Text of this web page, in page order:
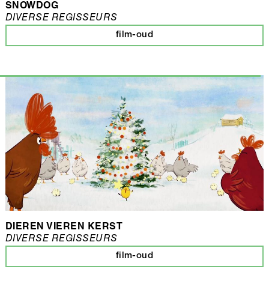
SNOWDOG
film-oud
DIVERSE REGISSEURS
DIEREN VIEREN KERST
film-oud
DIVERSE REGISSEURS